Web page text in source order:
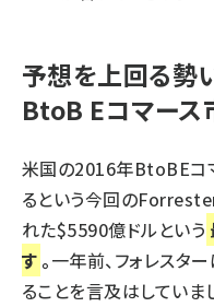
予想を上回る勢
BtoB Eコマース
米国の2016年BtoBEコ
るという今回の
れた$5590億ドルという
す。一年前、フォレスタ
ることを言及はしてい